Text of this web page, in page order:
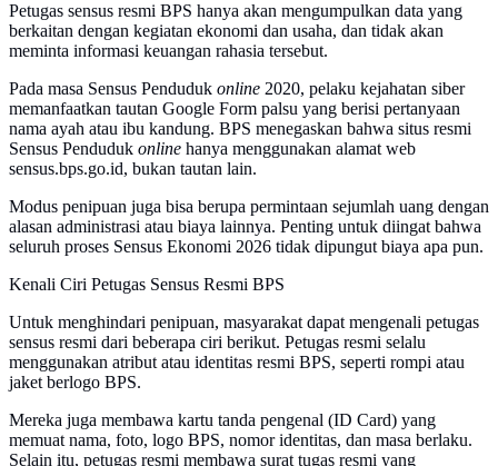
Petugas sensus resmi BPS hanya akan mengumpulkan data yang
berkaitan dengan kegiatan ekonomi dan usaha, dan tidak akan
meminta informasi keuangan rahasia tersebut.
Pada masa Sensus Penduduk online 2020, pelaku kejahatan siber
memanfaatkan tautan Google Form palsu yang berisi pertanyaan
nama ayah atau ibu kandung. BPS menegaskan bahwa situs resmi
Sensus Penduduk online hanya menggunakan alamat web
sensus.bps.go.id, bukan tautan lain.
Modus penipuan juga bisa berupa permintaan sejumlah uang dengan
alasan administrasi atau biaya lainnya. Penting untuk diingat bahwa
seluruh proses Sensus Ekonomi 2026 tidak dipungut biaya apa pun.
Kenali Ciri Petugas Sensus Resmi BPS
Untuk menghindari penipuan, masyarakat dapat mengenali petugas
sensus resmi dari beberapa ciri berikut. Petugas resmi selalu
menggunakan atribut atau identitas resmi BPS, seperti rompi atau
jaket berlogo BPS.
Mereka juga membawa kartu tanda pengenal (ID Card) yang
memuat nama, foto, logo BPS, nomor identitas, dan masa berlaku.
Selain itu, petugas resmi membawa surat tugas resmi yang